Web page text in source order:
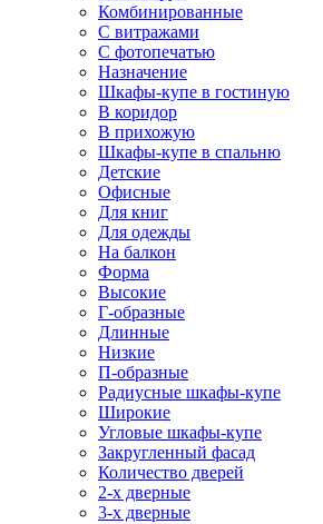
Комбинированные
С витражами
С фотопечатью
Назначение
Шкафы-купе в гостиную
В коридор
В прихожую
Шкафы-купе в спальню
Детские
Офисные
Для книг
Для одежды
На балкон
Форма
Высокие
Г-образные
Длинные
Низкие
П-образные
Радиусные шкафы-купе
Широкие
Угловые шкафы-купе
Закругленный фасад
Количество дверей
2-х дверные
3-х дверные